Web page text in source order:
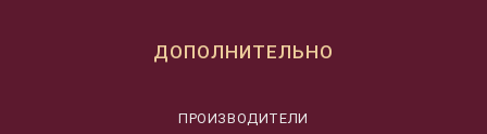
ДОПОЛНИТЕЛЬНО
ПРОИЗВОДИТЕЛИ